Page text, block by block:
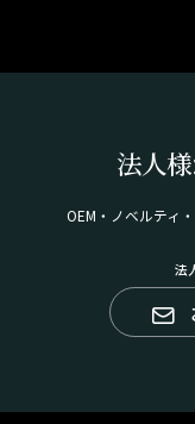
法人
OEM・ノベルティ
法